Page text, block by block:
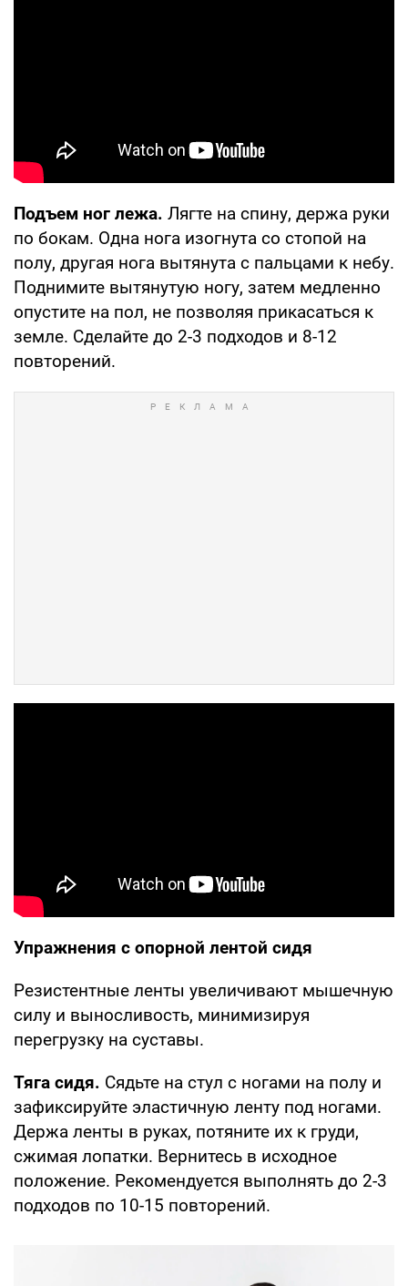
Подъем ног лежа. Лягте на спину, держа руки
по бокам. Одна нога изогнута со стопой на
полу, другая нога вытянута с пальцами к небу.
Поднимите вытянутую ногу, затем медленно
опустите на пол, не позволяя прикасаться к
земле. Сделайте до 2-3 подходов и 8-12
повторений.
Упражнения с опорной лентой сидя
Резистентные ленты увеличивают мышечную
силу и выносливость, минимизируя
перегрузку на суставы.
Тяга сидя. Сядьте на стул с ногами на полу и
зафиксируйте эластичную ленту под ногами.
Держа ленты в руках, потяните их к груди,
сжимая лопатки. Вернитесь в исходное
положение. Рекомендуется выполнять до 2-3
подходов по 10-15 повторений.